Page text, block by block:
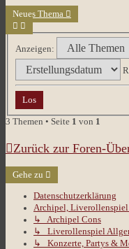
Neues Thema
Anzeigen:
3 Themen • Seite 1 von 1
Zurück zur Foren-
Gehe zu
Datenschutzerklärung
Archipel,
↳ Archipel Cons
↳ Liverollenspiel
↳ Konzerte, Partys &